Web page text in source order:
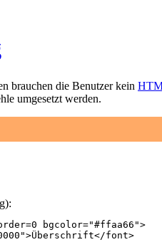
brauchen die Benutzer kein
umgesetzt werden.
bgcolor="#ffaa66">
font>